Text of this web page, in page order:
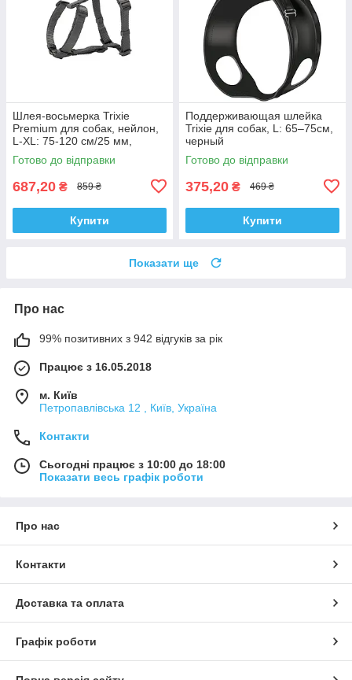
Шлея-восьмерка Trixie
Premium для собак, нейлон,
L-XL: 75-120 см/25 мм,
графитовая
Готово до відправки
687,20 ₴ 859 ₴
Купити
Поддерживающая шлейка
Trixie для собак, L: 65–75см,
черный
Готово до відправки
375,20 ₴ 469 ₴
Купити
Показати ще
Про нас
99% позитивних з 942 відгуків за рік
Працює з 16.05.2018
м. Київ
Петропавлівська 12 , Київ, Україна
Контакти
Сьогодні працює з 10:00 до 18:00
Показати весь графік роботи
Про нас
Контакти
Доставка та оплата
Графік роботи